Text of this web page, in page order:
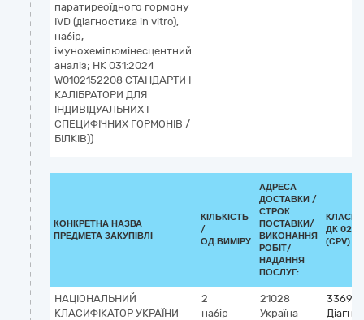
паратиреоїдного гормону
IVD (діагностика in vitro),
набір,
імунохемілюмінесцентний
аналіз; НК 031:2024
W0102152208 СТАНДАРТИ І
КАЛІБРАТОРИ ДЛЯ
ІНДИВІДУАЛЬНИХ І
СПЕЦИФІЧНИХ ГОРМОНІВ /
БІЛКІВ))
КОНКРЕТНА НАЗВА
ПРЕДМЕТА ЗАКУПІВЛІ
КІЛЬКІСТЬ
/
ОД.ВИМІРУ
АДРЕСА
ДОСТАВКИ /
СТРОК
ПОСТАВКИ/
ВИКОНАННЯ
РОБІТ/
НАДАННЯ
ПОСЛУГ:
ДК
(CPV)
НАЦІОНАЛЬНИЙ
КЛАСИФІКАТОР УКРАЇНИ
2
набір
21028
Україна